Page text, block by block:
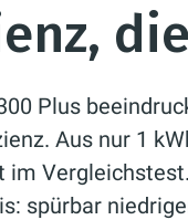
Plus
Aus nur 1
im Vergleichstest.
spürbar